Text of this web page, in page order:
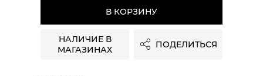
В КОРЗИНУ
НАЛИЧИЕ В
МАГАЗИНАХ
ПОДЕЛИТЬСЯ